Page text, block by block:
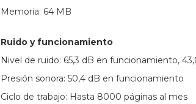
Memoria: 64 MB
Ruido y funcionamiento
Nivel de ruido: 65,3 dB en funcionamiento,
Presión sonora: 50,4 dB en funcionamiento
Ciclo de trabajo: Hasta 8000 páginas al mes